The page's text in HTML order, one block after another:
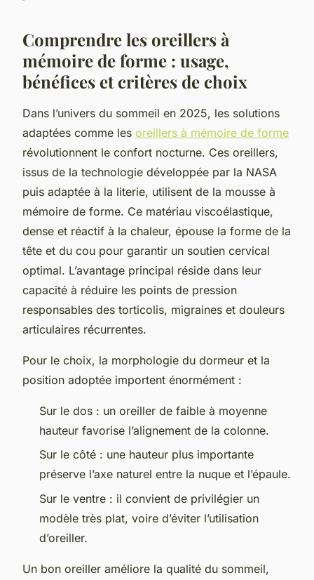
Comprendre les oreillers à
mémoire de forme : usage,
bénéfices et critères de choix
Dans l’univers du sommeil en 2025, les solutions
adaptées comme les oreillers à mémoire de forme
révolutionnent le confort nocturne. Ces oreillers,
issus de la technologie développée par la NASA
puis adaptée à la literie, utilisent de la mousse à
mémoire de forme. Ce matériau viscoélastique,
dense et réactif à la chaleur, épouse la forme de la
tête et du cou pour garantir un soutien cervical
optimal. L’avantage principal réside dans leur
capacité à réduire les points de pression
responsables des torticolis, migraines et douleurs
articulaires récurrentes.
Pour le choix, la morphologie du dormeur et la
position adoptée importent énormément :
Sur le dos : un oreiller de faible à moyenne
hauteur favorise l’alignement de la colonne.
Sur le côté : une hauteur plus importante
préserve l’axe naturel entre la nuque et l’épaule.
Sur le ventre : il convient de privilégier un
modèle très plat, voire d’éviter l’utilisation
d’oreiller.
Un bon oreiller améliore la qualité du sommeil,